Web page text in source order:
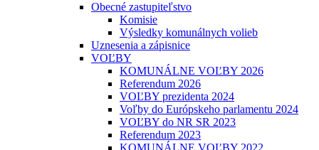
Obecné zastupiteľstvo
Komisie
Výsledky komunálnych volieb
Uznesenia a zápisnice
VOĽBY
KOMUNÁLNE VOĽBY 2026
Referendum 2026
VOĽBY prezidenta 2024
Voľby do Európskeho parlamentu 2024
VOĽBY do NR SR 2023
Referendum 2023
KOMUNÁLNE VOĽBY 2022